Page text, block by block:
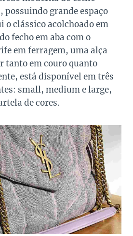
possuindo grande espaço
o clássico acolchoado em
fecho em aba com o
em ferragem, uma alça
tanto em couro quanto
está disponível em três
small, medium e large,
de cores.